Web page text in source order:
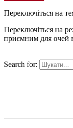
Переключіться на
Переключіться на
приємним для очей
Search for: